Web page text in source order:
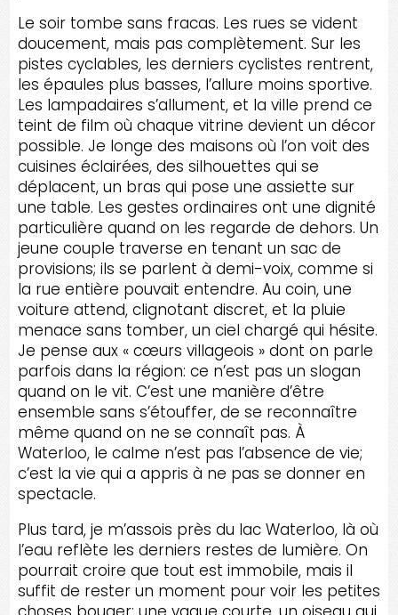
Le soir tombe sans fracas. Les rues se vident
doucement, mais pas complètement. Sur les
pistes cyclables, les derniers cyclistes rentrent,
les épaules plus basses, l’allure moins sportive.
Les lampadaires s’allument, et la ville prend ce
teint de film où chaque vitrine devient un décor
possible. Je longe des maisons où l’on voit des
cuisines éclairées, des silhouettes qui se
déplacent, un bras qui pose une assiette sur
une table. Les gestes ordinaires ont une dignité
particulière quand on les regarde de dehors. Un
jeune couple traverse en tenant un sac de
provisions; ils se parlent à demi-voix, comme si
la rue entière pouvait entendre. Au coin, une
voiture attend, clignotant discret, et la pluie
menace sans tomber, un ciel chargé qui hésite.
Je pense aux « cœurs villageois » dont on parle
parfois dans la région: ce n’est pas un slogan
quand on le vit. C’est une manière d’être
ensemble sans s’étouffer, de se reconnaître
même quand on ne se connaît pas. À
Waterloo, le calme n’est pas l’absence de vie;
c’est la vie qui a appris à ne pas se donner en
spectacle.
Plus tard, je m’assois près du lac Waterloo, là où
l’eau reflète les derniers restes de lumière. On
pourrait croire que tout est immobile, mais il
suffit de rester un moment pour voir les petites